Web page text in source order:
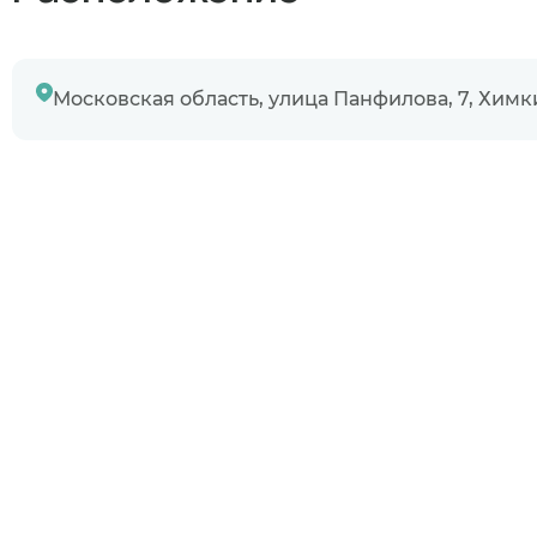
Московская область, улица Панфилова, 7,